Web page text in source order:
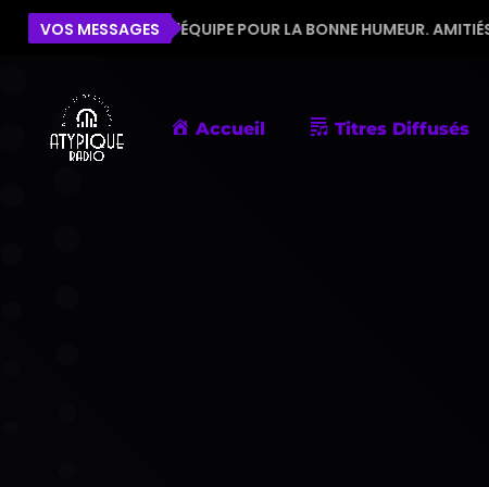
VOS MESSAGES
TOUTE L'ÉQUIPE POUR LA BONNE HUMEUR. AMITIÉS DE PORNIC
Accueil Titres Diffusés